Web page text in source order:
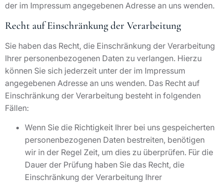
der im Impressum angegebenen Adresse an uns wenden.
Recht auf Einschränkung der Verarbeitung
Sie haben das Recht, die Einschränkung der Verarbeitung
Ihrer personenbezogenen Daten zu verlangen. Hierzu
können Sie sich jederzeit unter der im Impressum
angegebenen Adresse an uns wenden. Das Recht auf
Einschränkung der Verarbeitung besteht in folgenden
Fällen:
Wenn Sie die Richtigkeit Ihrer bei uns gespeicherten
personenbezogenen Daten bestreiten, benötigen
wir in der Regel Zeit, um dies zu überprüfen. Für die
Dauer der Prüfung haben Sie das Recht, die
Einschränkung der Verarbeitung Ihrer